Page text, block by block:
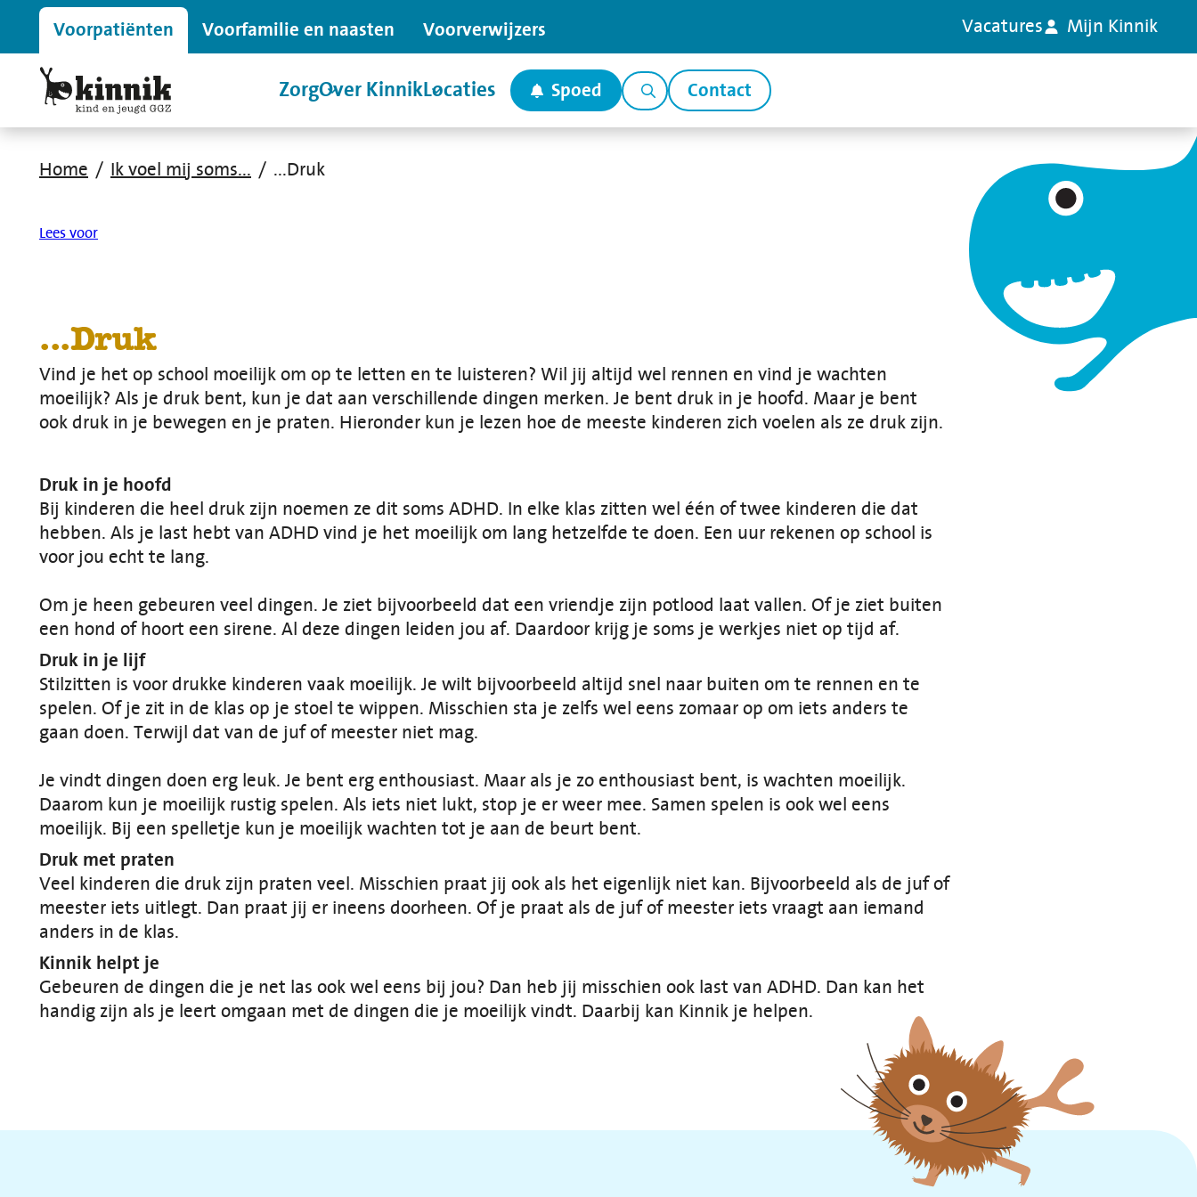
Voorpatiënten Voorfamilie en naasten Voorverwijzers Vacatures Mijn Kinnik
ZorgOver KinnikLocaties Spoed Contact
Home Ik voel mij soms... ...Druk
Lees voor
...Druk
Vind je het op school moeilijk om op te letten en te luisteren? Wil jij altijd wel rennen en vind je wachten
moeilijk? Als je druk bent, kun je dat aan verschillende dingen merken. Je bent druk in je hoofd. Maar je bent
ook druk in je bewegen en je praten. Hieronder kun je lezen hoe de meeste kinderen zich voelen als ze druk zijn.
Druk in je hoofd
Bij kinderen die heel druk zijn noemen ze dit soms ADHD. In elke klas zitten wel één of twee kinderen die dat
hebben. Als je last hebt van ADHD vind je het moeilijk om lang hetzelfde te doen. Een uur rekenen op school is
voor jou echt te lang.
Om je heen gebeuren veel dingen. Je ziet bijvoorbeeld dat een vriendje zijn potlood laat vallen. Of je ziet buiten
een hond of hoort een sirene. Al deze dingen leiden jou af. Daardoor krijg je soms je werkjes niet op tijd af.
Druk in je lijf
Stilzitten is voor drukke kinderen vaak moeilijk. Je wilt bijvoorbeeld altijd snel naar buiten om te rennen en te
spelen. Of je zit in de klas op je stoel te wippen. Misschien sta je zelfs wel eens zomaar op om iets anders te
gaan doen. Terwijl dat van de juf of meester niet mag.
Je vindt dingen doen erg leuk. Je bent erg enthousiast. Maar als je zo enthousiast bent, is wachten moeilijk.
Daarom kun je moeilijk rustig spelen. Als iets niet lukt, stop je er weer mee. Samen spelen is ook wel eens
moeilijk. Bij een spelletje kun je moeilijk wachten tot je aan de beurt bent.
Druk met praten
Veel kinderen die druk zijn praten veel. Misschien praat jij ook als het eigenlijk niet kan. Bijvoorbeeld als de juf of
meester iets uitlegt. Dan praat jij er ineens doorheen. Of je praat als de juf of meester iets vraagt aan iemand
anders in de klas.
Kinnik helpt je
Gebeuren de dingen die je net las ook wel eens bij jou? Dan heb jij misschien ook last van ADHD. Dan kan het
handig zijn als je leert omgaan met de dingen die je moeilijk vindt. Daarbij kan Kinnik je helpen.